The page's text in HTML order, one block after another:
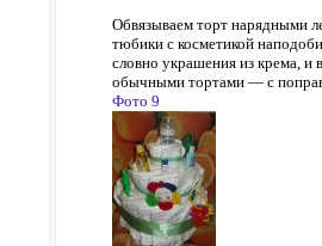
Обвязываем торт нарядными
тюбики с косметикой
словно украшения из крема, и
обычными тортами — с
Фото 9